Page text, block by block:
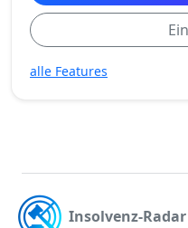
alle Features
Insolvenz-Radar